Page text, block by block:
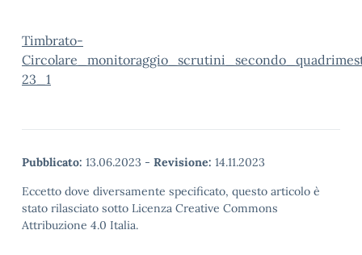
Timbrato-
23_1
Pubblicato: 13.06.2023 - Revisione: 14.11.2023
Eccetto dove diversamente specificato, questo articolo è
stato rilasciato sotto Licenza Creative Commons
Attribuzione 4.0 Italia.